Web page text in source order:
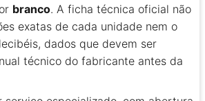
branco. A ficha técnica oficial não
exatas de cada unidade nem o
dados que devem ser
técnico do fabricante antes da